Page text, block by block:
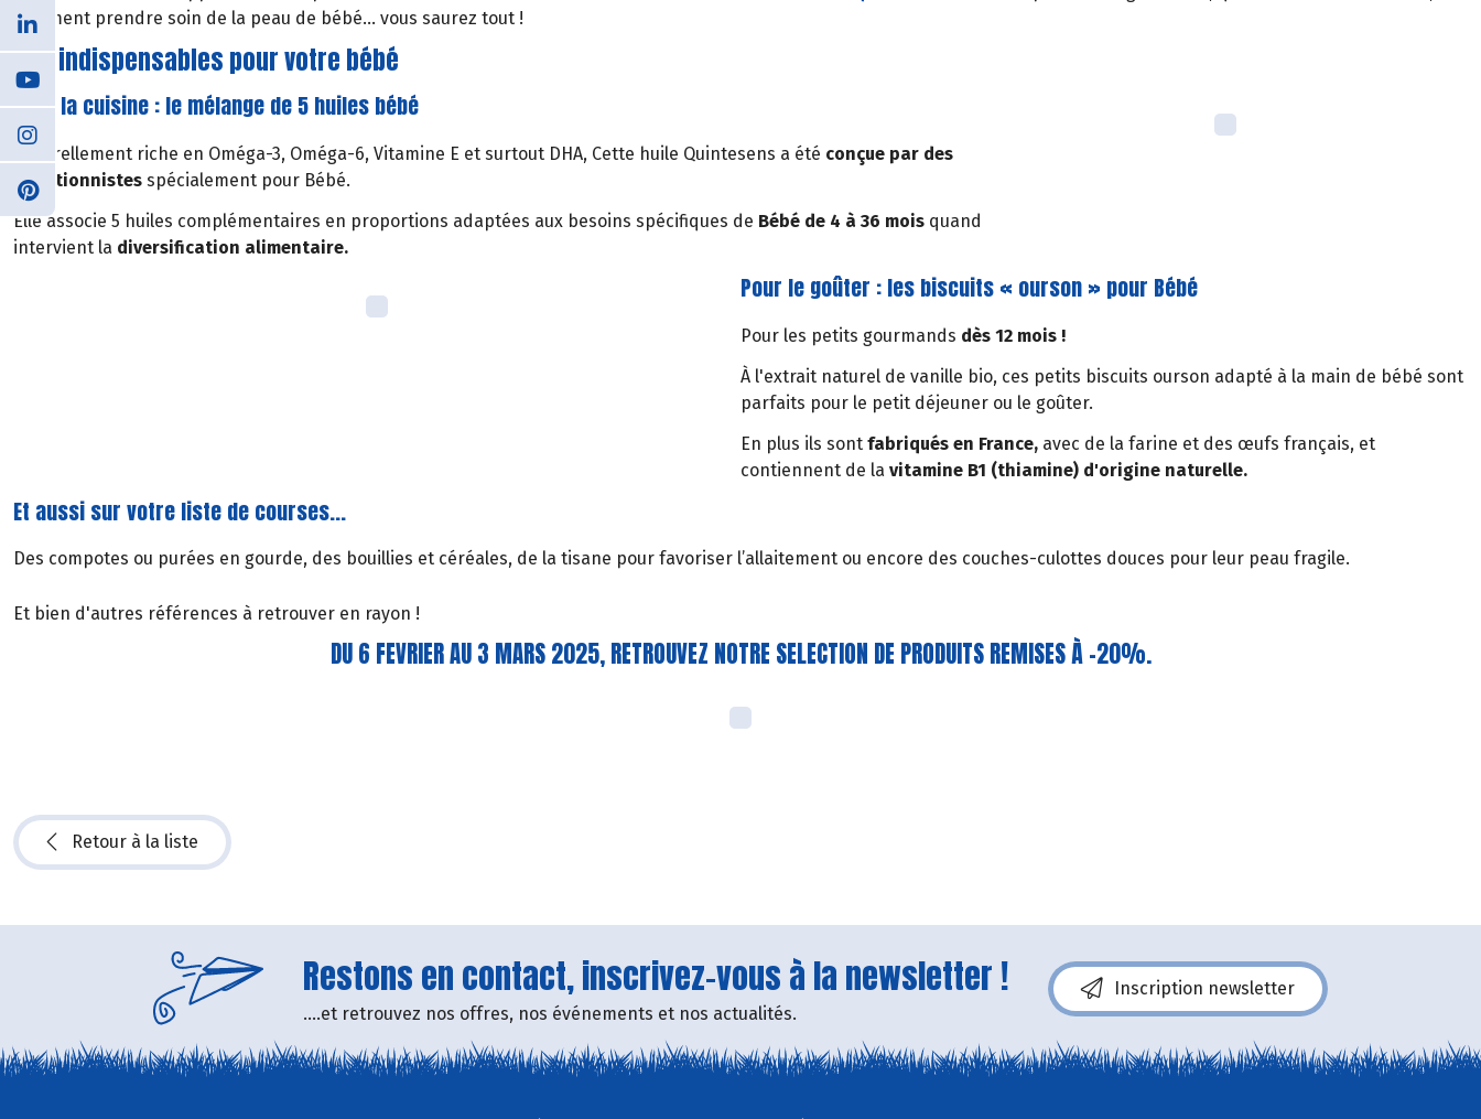
comment prendre soin de la peau de bébé... vous saurez tout !
Nos indispensables pour votre bébé
Pour la cuisine : le mélange de 5 huiles bébé
Naturellement riche en Oméga-3, Oméga-6, Vitamine E et surtout DHA, Cette huile Quintesens a été conçue par des
nutritionnistes spécialement pour Bébé.
Elle associe 5 huiles complémentaires en proportions adaptées aux besoins spécifiques de Bébé de 4 à 36 mois quand
intervient la diversification alimentaire.
Pour le goûter : les biscuits « ourson » pour Bébé
Pour les petits gourmands dès 12 mois !
À l'extrait naturel de vanille bio, ces petits biscuits ourson adapté à la main de bébé sont
parfaits pour le petit déjeuner ou le goûter.
En plus ils sont fabriqués en France, avec de la farine et des œufs français, et
contiennent de la vitamine B1 (thiamine) d'origine naturelle.
Et aussi sur votre liste de courses...
Des compotes ou purées en gourde, des bouillies et céréales, de la tisane pour favoriser l’allaitement ou encore des couches-culottes douces pour leur peau fragile.
Et bien d'autres références à retrouver en rayon !
DU 6 FEVRIER AU 3 MARS 2025, RETROUVEZ NOTRE SELECTION DE PRODUITS REMISES À -20%.
Retour à la liste
Restons en contact, inscrivez-vous à la newsletter !
....et retrouvez nos offres, nos événements et nos actualités.
Inscription newsletter